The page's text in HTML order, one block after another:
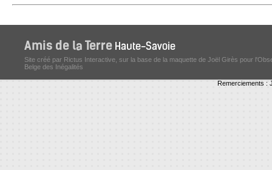
Site créé par Rictus Interactive, sur la base de la maquette de Joël Girès pour
Belge des Inégalités
Remerciements :